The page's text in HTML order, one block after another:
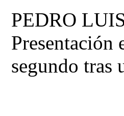
PEDRO
Presentación
segundo tras